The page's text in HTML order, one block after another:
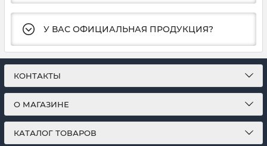
У ВАС ОФИЦИАЛЬНАЯ ПРОДУКЦИЯ?
КОНТАКТЫ
О МАГАЗИНЕ
КАТАЛОГ ТОВАРОВ